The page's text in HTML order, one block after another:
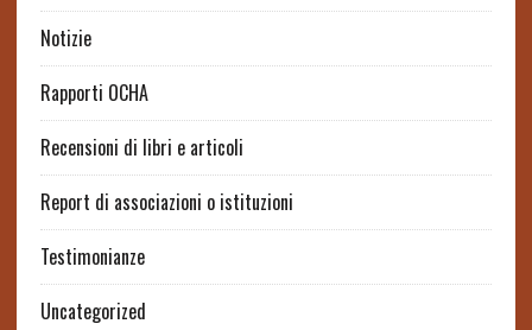
Notizie
Rapporti OCHA
Recensioni di libri e articoli
Report di associazioni o istituzioni
Testimonianze
Uncategorized